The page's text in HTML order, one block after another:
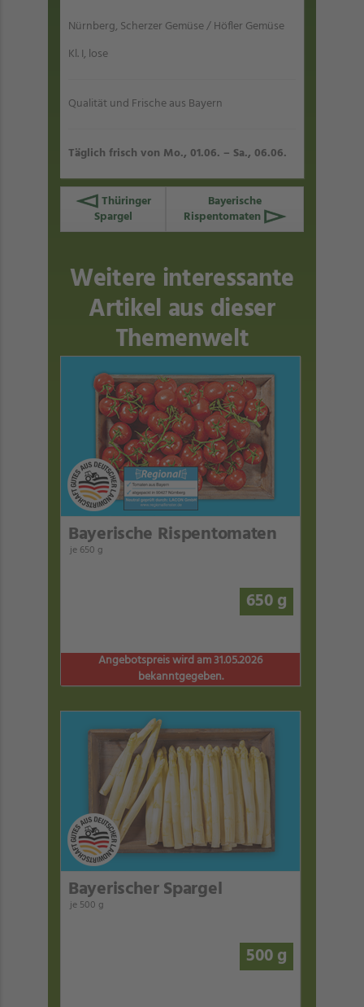
Nürnberg, Scherzer Gemüse / Höfler Gemüse
Kl. I, lose
Qualität und Frische aus Bayern
Täglich frisch von Mo., 01.06. – Sa., 06.06.
Thüringer
Spargel
Bayerische
Rispentomaten
Weitere interessante
Artikel aus dieser
Themenwelt
650 g
Bayerische Rispentomaten
je 650 g
Angebotspreis wird am 31.05.2026
bekanntgegeben.
500 g
Bayerischer Spargel
je 500 g